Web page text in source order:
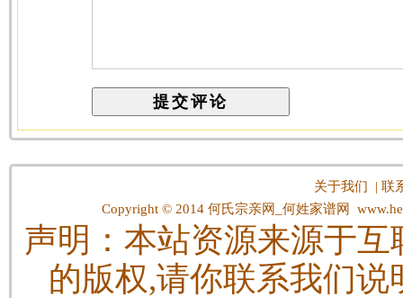
关于我们 |联
Copyright © 2014 何氏宗亲网_何姓家谱网
声明：本站资源来源于
的版权,请你联系我们